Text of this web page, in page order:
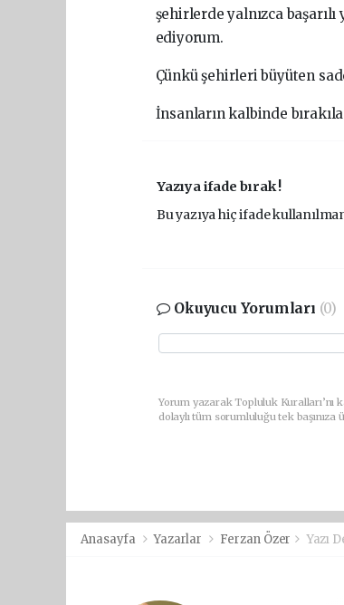
şehirlerde yalnızca
ediyorum.
Çünkü şehirleri büyüten
İnsanların kalbinde
Yazıya ifade bırak !
Bu yazıya hiç ifade
Okuyucu Yorumları (0)
Yorum yazarak Topluluk Kuralları’nı
dolaylı tüm sorumluluğu tek
Anasayfa Yazarlar Ferzan Özer Yazı